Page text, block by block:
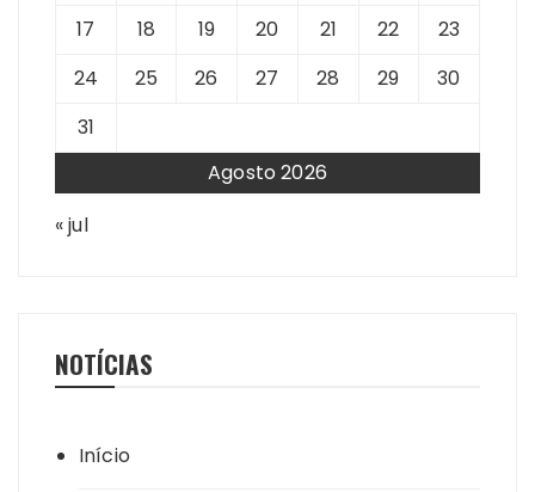
Agosto 2026
17
18 19 20 21 22
23
24
25 26 27 28 29
30
31
« jul
NOTÍCIAS
Início